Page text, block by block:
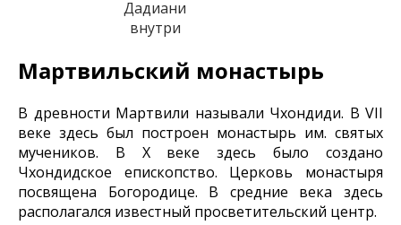
Дадиани
внутри
Мартвильский монастырь
В древности Мартвили называли Чхондиди. В VII
веке здесь был построен монастырь им. святых
мучеников. В Х веке здесь было создано
Чхондидское епископство. Церковь монастыря
посвящена Богородице. В средние века здесь
располагался известный просветительский центр.